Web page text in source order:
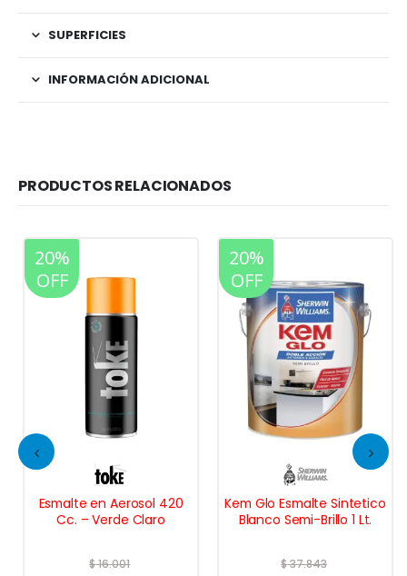
SUPERFICIES
INFORMACIÓN ADICIONAL
PRODUCTOS RELACIONADOS
20%
OFF
Esmalte en Aerosol 420
Cc. – Verde Claro
$16.001
20%
OFF
Kem Glo Esmalte Sintetico
Blanco Semi-Brillo 1 Lt.
$37.843